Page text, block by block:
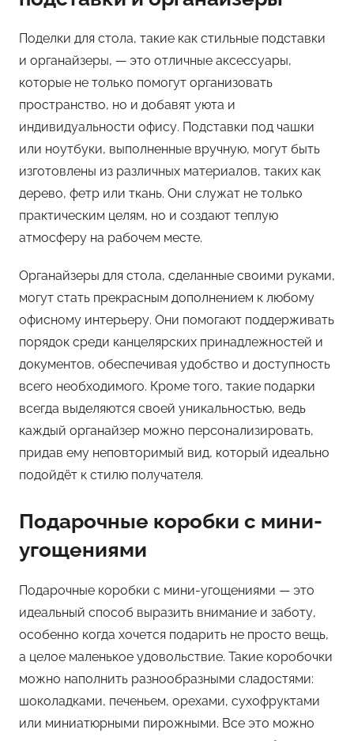
Поделки для стола, такие как стильные подставки
и органайзеры, — это отличные аксессуары,
которые не только помогут организовать
пространство, но и добавят уюта и
индивидуальности офису. Подставки под чашки
или ноутбуки, выполненные вручную, могут быть
изготовлены из различных материалов, таких как
дерево, фетр или ткань. Они служат не только
практическим целям, но и создают теплую
атмосферу на рабочем месте.
Органайзеры для стола, сделанные своими руками,
могут стать прекрасным дополнением к любому
офисному интерьеру. Они помогают поддерживать
порядок среди канцелярских принадлежностей и
документов, обеспечивая удобство и доступность
всего необходимого. Кроме того, такие подарки
всегда выделяются своей уникальностью, ведь
каждый органайзер можно персонализировать,
придав ему неповторимый вид, который идеально
подойдёт к стилю получателя.
Подарочные коробки с мини-
угощениями
Подарочные коробки с мини-угощениями — это
идеальный способ выразить внимание и заботу,
особенно когда хочется подарить не просто вещь,
а целое маленькое удовольствие. Такие коробочки
можно наполнить разнообразными сладостями:
шоколадками, печеньем, орехами, сухофруктами
или миниатюрными пирожными. Все это можно